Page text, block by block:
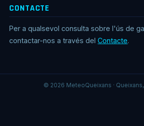
CONTACTE
Per a qualsevol consulta sobre l'ús de
contactar-nos a través delContacte.
© 2026 MeteoQueixans ·